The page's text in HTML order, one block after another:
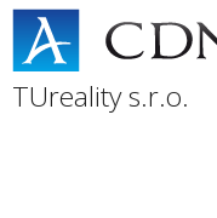
TUreality s.r.o.